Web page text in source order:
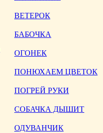
ВЕТЕРОК
БАБОЧКА
ОГОНЕК
ПОНЮХАЕМ ЦВЕТОК
ПОГРЕЙ РУКИ
СОБАЧКА ДЫШИТ
ОДУВАНЧИК